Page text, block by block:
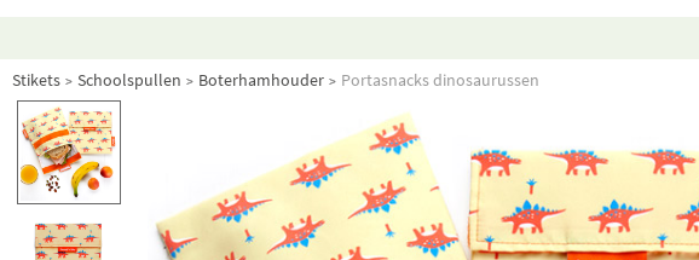
Stikets Schoolspullen Boterhamhouder Portasnacks dinosaurussen